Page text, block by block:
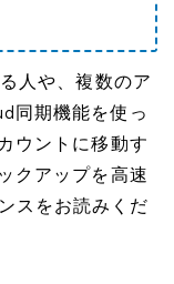
人や、複数のア
同期機能を使っ
ウントに移動す
クアップを高速
スをお読みくだ